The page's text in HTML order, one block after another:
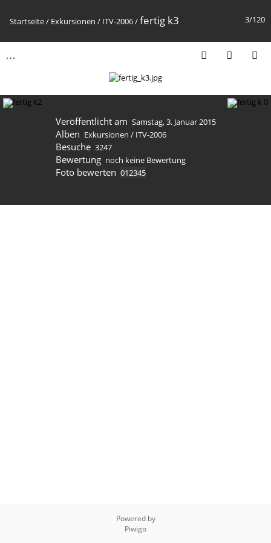
3/120
Startseite/ Exkursionen / ITV-2006/fertig k3
Veröffentlicht am Samstag, 3. Januar 2015
Alben Exkursionen / ITV-2006
Besuche 3247
Bewertung noch keine Bewertung
Foto bewerten
Powered by
Piwigo